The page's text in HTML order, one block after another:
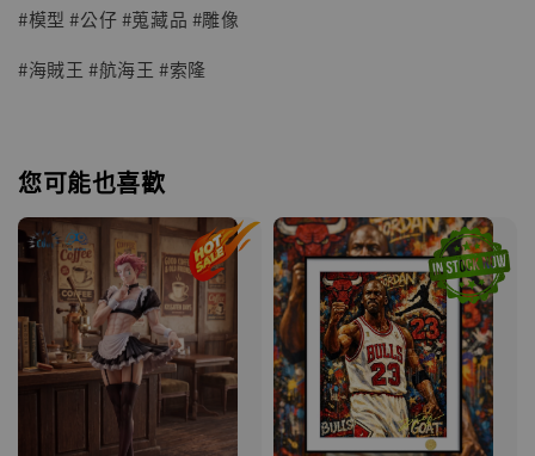
#模型 #公仔 #蒐藏品 #雕像
#海賊王 #航海王 #索隆
您可能也喜歡